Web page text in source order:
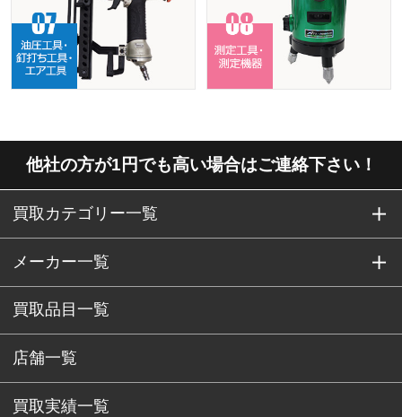
他社の方が1円でも高い場合はご連絡下さい！
買取カテゴリー一覧
メーカー一覧
買取品目一覧
店舗一覧
買取実績一覧